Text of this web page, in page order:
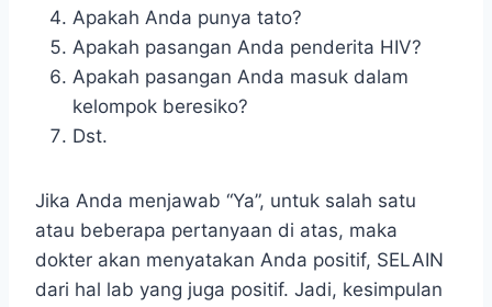
Apakah Anda punya tato?
Apakah pasangan Anda penderita HIV?
Apakah pasangan Anda masuk dalam
kelompok beresiko?
Dst.
Jika Anda menjawab “Ya”, untuk salah satu
atau beberapa pertanyaan di atas, maka
dokter akan menyatakan Anda positif, SELAIN
dari hal lab yang juga positif. Jadi, kesimpulan